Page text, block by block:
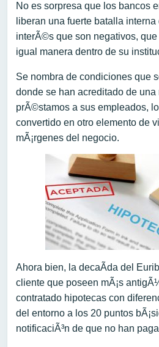
No es sorpresa que los bancos
liberan una fuerte batalla
interÃ©s que son negativos,
igual manera dentro de su
Se nombra de condiciones que
donde se han acreditado de
prÃ©stamos a sus empleados,
convertido en otro elemento de
mÃ¡rgenes del negocio.
Ahora bien, la decaÃ­da del
cliente que poseen mÃ¡s
contratado hipotecas con
del entorno a los 20 puntos
notificaciÃ³n de que no han